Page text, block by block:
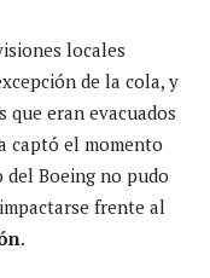
locales
de la cola, y
eran evacuados
captó el momento
Boeing no pudo
frente al
.